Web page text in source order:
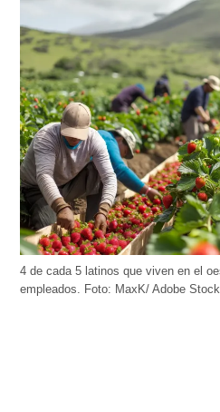
4 de cada 5 latinos que viven en el
empleados. Foto: MaxK/ Adobe Stock